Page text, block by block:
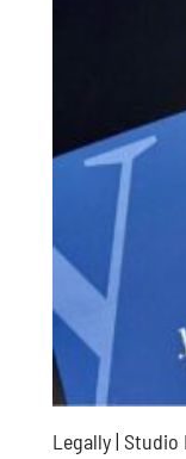
Legally |